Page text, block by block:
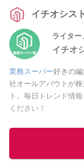
イチオシスト
ライター
イチオ
業務スーパー好きの
社オールアバウトが
ト。毎日トレンド情
ください！